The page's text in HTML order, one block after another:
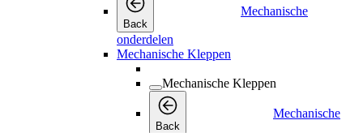
Back
Mechanische
onderdelen
Mechanische Kleppen
Mechanische Kleppen
Back
Mechanische